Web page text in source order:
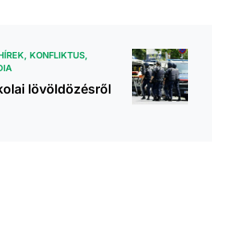
KONFLIKTUS
lövöldözésről